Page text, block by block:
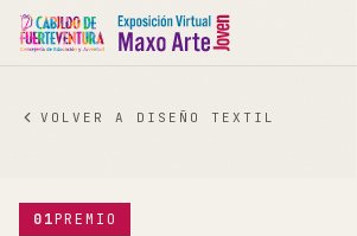
VOLVER A DISEÑO TEXTIL
01PREMIO